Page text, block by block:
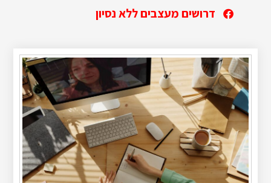
דרושים מעצבים ללא נסיון